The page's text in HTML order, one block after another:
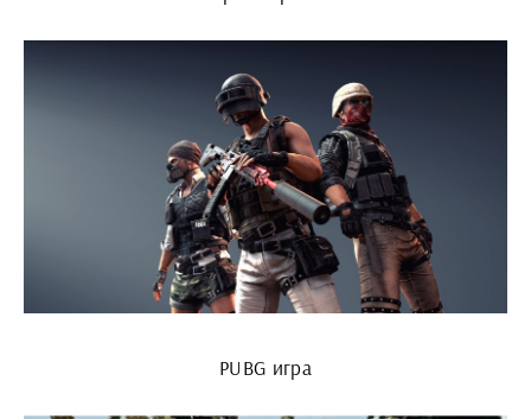
PUBG игра